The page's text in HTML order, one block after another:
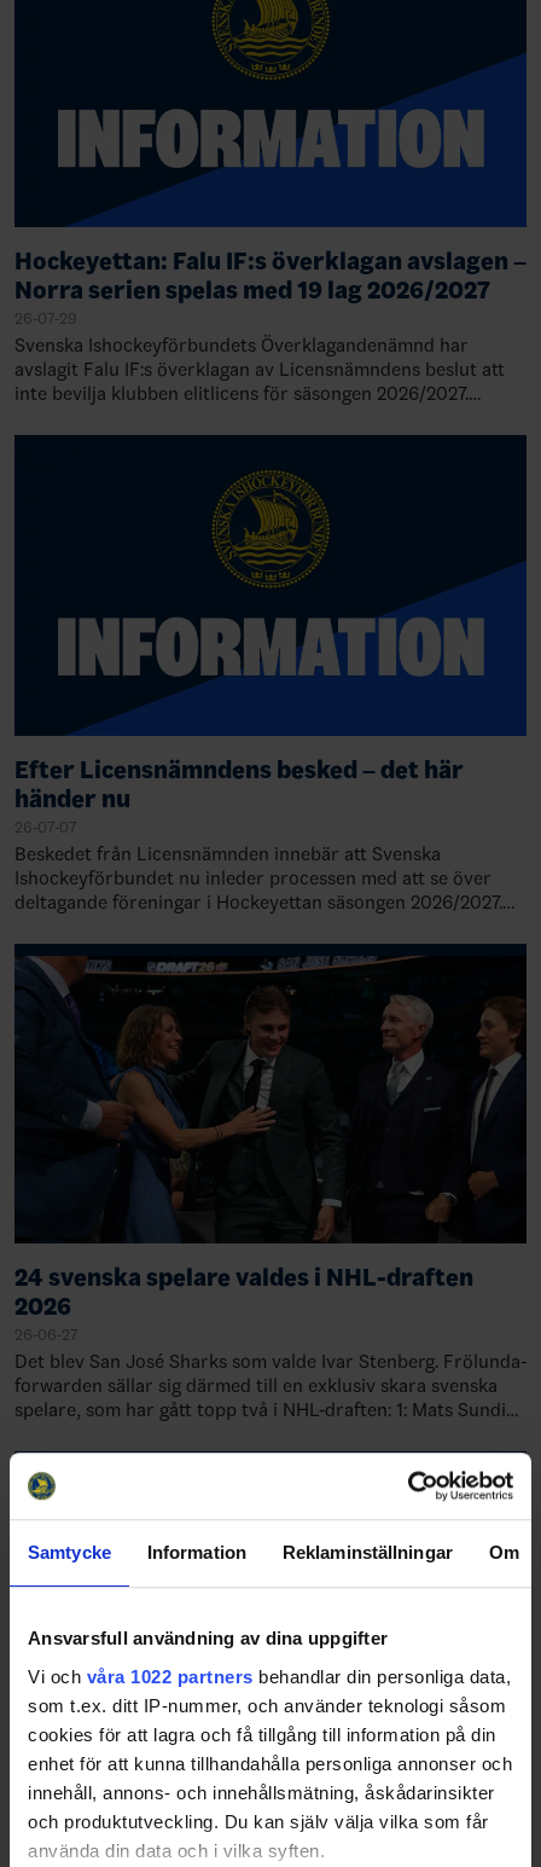
Samtycke Information Reklaminställningar Om
Ansvarsfull användning av dina uppgifter
Vi och våra 1022 partners behandlar din personliga data,
som t.ex. ditt IP-nummer, och använder teknologi såsom
cookies för att lagra och få tillgång till information på din
enhet för att kunna tillhandahålla personliga annonser och
innehåll, annons- och innehållsmätning, åskådarinsikter
och produktutveckling. Du kan själv välja vilka som får
använda din data och i vilka syften.
Hockeyettan: Falu IF:s överklagan avslagen –
Norra serien spelas med 19 lag 2026/2027
26-07-29
Svenska Ishockeyförbundets Överklagandenämnd har
avslagit Falu IF:s överklagan av Licensnämndens beslut att
inte bevilja klubben elitlicens för säsongen 2026/2027.
Efter Licensnämndens besked – det här
händer nu
26-07-07
Beskedet från Licensnämnden innebär att Svenska
Ishockeyförbundet nu inleder processen med att se över
deltagande föreningar i Hockeyettan säsongen 2026/2027.
24 svenska spelare valdes i NHL-draften
2026
26-06-27
Det blev San José Sharks som valde Ivar Stenberg. Frölunda-
forwarden sällar sig därmed till en exklusiv skara svenska
spelare, som har gått topp två i NHL-draften: 1: Mats Sundin,
Svensk ishockey nominerar Anders Larsson
som vice ordförande i IIHF
26-06-24